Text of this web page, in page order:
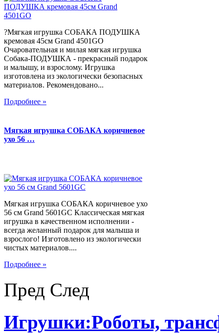
?Мягкая игрушка СОБАКА ПОДУШКА
кремовая 45см Grand 4501GO
Очаровательная и милая мягкая игрушка
Собака-ПОДУШКА - прекрасный подарок
и малышу, и взрослому. Игрушка
изготовлена из экологически безопасных
материалов. Рекомендовано...
Подробнее »
Мягкая игрушка СОБАКА коричневое
ухо 56 …
Мягкая игрушка СОБАКА коричневое ухо
56 см Grand 5601GC Классическая мягкая
игрушка в качественном исполнении -
всегда желанный подарок для малыша и
взрослого! Изготовлено из экологически
чистых материалов....
Подробнее »
Пред След
Игрушки:Роботы,